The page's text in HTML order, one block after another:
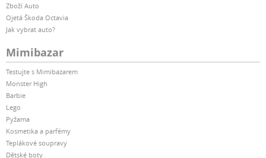
Zboží Auto
Ojetá Škoda Octavia
Jak vybrat auto?
Mimibazar
Testujte s Mimibazarem
Monster High
Barbie
Lego
Pyžama
Kosmetika a parfémy
Teplákové soupravy
Dětské boty